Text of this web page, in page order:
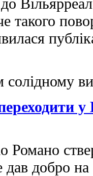
такого
солідному
у
Романо
добро на